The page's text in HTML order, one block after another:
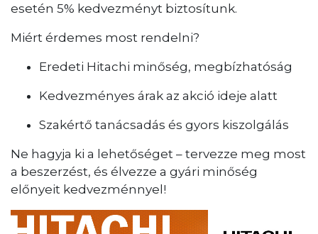
esetén 5% kedvezményt biztosítunk.
Miért érdemes most rendelni?
Eredeti Hitachi minőség, megbízhatóság
Kedvezményes árak az akció ideje alatt
Szakértő tanácsadás és gyors kiszolgálás
Ne hagyja ki a lehetőséget – tervezze meg most
a beszerzést, és élvezze a gyári minőség
előnyeit kedvezménnyel!